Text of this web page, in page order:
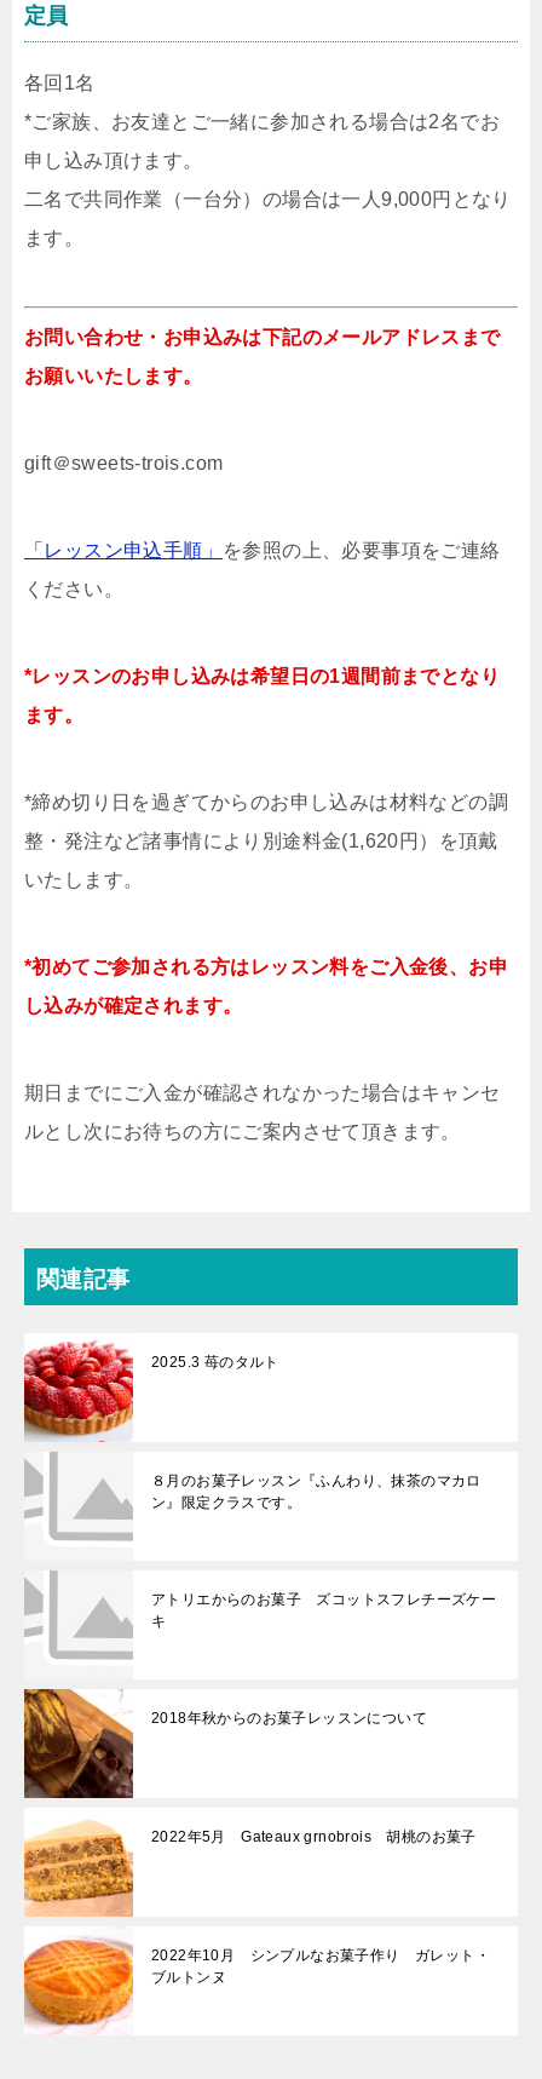
定員
各回1名
*ご家族、お友達とご一緒に参加される場合は2名でお
申し込み頂けます。
二名で共同作業（一台分）の場合は一人9,000円となり
ます。
お問い合わせ・お申込みは下記のメールアドレスまで
お願いいたします。
gift＠sweets-trois.com
「レッスン申込手順」
を参照の上、必要事項をご連絡
ください。
*レッスンのお申し込みは希望日の1週間前までとなり
ます。
*締め切り日を過ぎてからのお申し込みは材料などの調
整・発注など諸事情により別途料金(1,620円）を頂戴
いたします。
*初めてご参加される方はレッスン料をご入金後、お申
し込みが確定されます。
期日までにご入金が確認されなかった場合はキャンセ
ルとし次にお待ちの方にご案内させて頂きます。
関連記事
2025.3 苺のタルト
８月のお菓子レッスン『ふんわり、抹茶のマカロ
ン』限定クラスです。
アトリエからのお菓子 ズコットスフレチーズケー
キ
2018年秋からのお菓子レッスンについて
2022年5月 Gateaux grnobrois 胡桃のお菓子
2022年10月 シンプルなお菓子作り ガレット・
ブルトンヌ